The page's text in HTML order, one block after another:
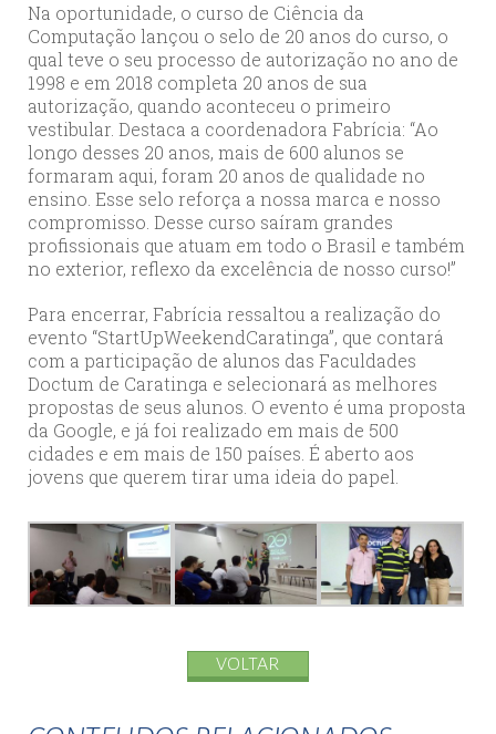
Na oportunidade, o curso de Ciência da
Computação lançou o selo de 20 anos do curso, o
qual teve o seu processo de autorização no ano de
1998 e em 2018 completa 20 anos de sua
autorização, quando aconteceu o primeiro
vestibular. Destaca a coordenadora Fabrícia: “Ao
longo desses 20 anos, mais de 600 alunos se
formaram aqui, foram 20 anos de qualidade no
ensino. Esse selo reforça a nossa marca e nosso
compromisso. Desse curso saíram grandes
profissionais que atuam em todo o Brasil e também
no exterior, reflexo da excelência de nosso curso!”
Para encerrar, Fabrícia ressaltou a realização do
evento “StartUpWeekendCaratinga”, que contará
com a participação de alunos das Faculdades
Doctum de Caratinga e selecionará as melhores
propostas de seus alunos. O evento é uma proposta
da Google, e já foi realizado em mais de 500
cidades e em mais de 150 países. É aberto aos
jovens que querem tirar uma ideia do papel.
VOLTAR